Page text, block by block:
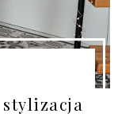
stylizacja